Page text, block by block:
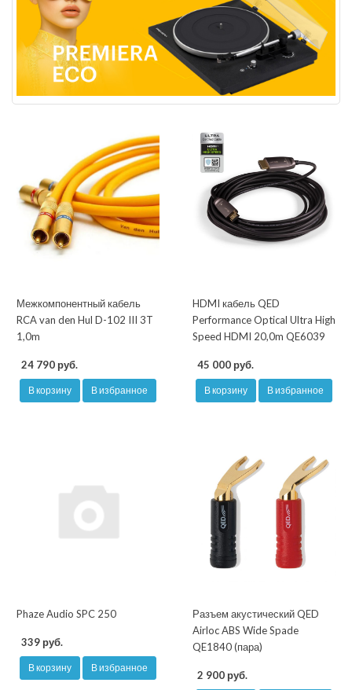
Межкомпонентный кабель
RCA van den Hul D-102 III 3T
1,0m
24 790 руб.
В корзину В избранное
HDMI кабель QED
Performance Optical Ultra High
Speed HDMI 20,0m QE6039
45 000 руб.
В корзину В избранное
Phaze Audio SPC 250
339 руб.
В корзину В избранное
Разъем акустический QED
Airloc ABS Wide Spade
QE1840 (пара)
2 900 руб.